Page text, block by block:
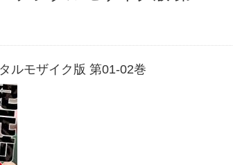
ルモザイク版 第01-02巻